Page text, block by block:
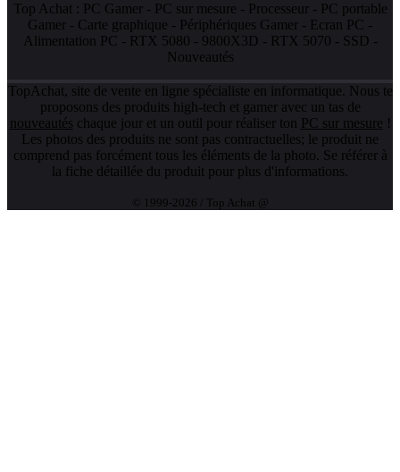
Top Achat : PC Gamer- PC sur mesure - Processeur- PC portable
Gamer - Carte graphique - Périphériques Gamer - Ecran PC -
Alimentation PC - RTX 5080 - 9800X3D - RTX 5070 - SSD -
Nouveautés
TopAchat, site de vente en ligne spécialiste en informatique. Nous te
proposons des produits high-tech et gamer avec un tas de
nouveautés chaque jour et un outil pour réaliser ton PC sur mesure !
Les photos des produits ne sont pas contractuelles; le produit ne
comprend pas forcément tous les éléments de la photo. Se référer à
la fiche détaillée du produit pour plus d'informations.
© 1999-2026 / Top Achat @